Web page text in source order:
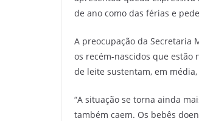
b
o
o
k
a
m
de ano como das férias e
A preocupação da Secretaria
os recém-nascidos que estão
de leite sustentam, em
“A situação se torna ainda
também caem. Os bebês